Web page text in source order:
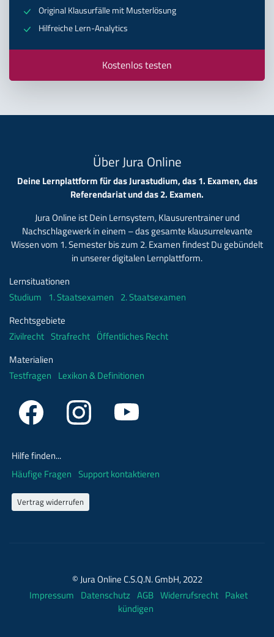
Original Klausurfälle mit Musterlösung
Hilfreiche Lern-Analytics
Kostenlos testen
Über Jura Online
Deine Lernplattform für das Jurastudium, das 1. Examen, das
Referendariat und das 2. Examen.
Jura Online ist Dein Lernsystem, Klausurentrainer und
Nachschlagewerk in einem – das gesamte klausurrelevante
Wissen vom 1. Semester bis zum 2. Examen findest Du gebündelt
in unserer digitalen Lernplattform.
Lernsituationen
Studium 1. Staatsexamen 2. Staatsexamen
Rechtsgebiete
Zivilrecht Strafrecht Öffentliches Recht
Materialien
Testfragen Lexikon & Definitionen
Hilfe finden...
Häufige Fragen Support kontaktieren
Vertrag widerrufen
© Jura Online C.S.Q.N. GmbH, 2022
Impressum Datenschutz AGB Widerrufsrecht Paket
kündigen